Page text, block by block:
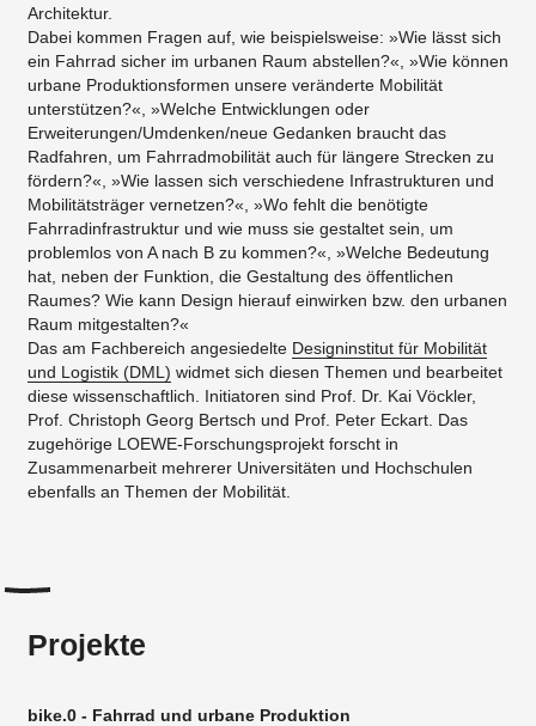
Architektur.
Dabei kommen Fragen auf, wie beispielsweise: »Wie lässt sich
ein Fahrrad sicher im urbanen Raum abstellen?«, »Wie können
urbane Produktionsformen unsere veränderte Mobilität
unterstützen?«, »Welche Entwicklungen oder
Erweiterungen/Umdenken/neue Gedanken braucht das
Radfahren, um Fahrradmobilität auch für längere Strecken zu
fördern?«, »Wie lassen sich verschiedene Infrastrukturen und
Mobilitätsträger vernetzen?«, »Wo fehlt die benötigte
Fahrradinfrastruktur und wie muss sie gestaltet sein, um
problemlos von A nach B zu kommen?«, »Welche Bedeutung
hat, neben der Funktion, die Gestaltung des öffentlichen
Raumes? Wie kann Design hierauf einwirken bzw. den urbanen
Raum mitgestalten?«
Das am Fachbereich angesiedelte Designinstitut für Mobilität
und Logistik (DML) widmet sich diesen Themen und bearbeitet
diese wissenschaftlich. Initiatoren sind Prof. Dr. Kai Vöckler,
Prof. Christoph Georg Bertsch und Prof. Peter Eckart. Das
zugehörige LOEWE-Forschungsprojekt forscht in
Zusammenarbeit mehrerer Universitäten und Hochschulen
ebenfalls an Themen der Mobilität.
Projekte
bike.0 - Fahrrad und urbane Produktion